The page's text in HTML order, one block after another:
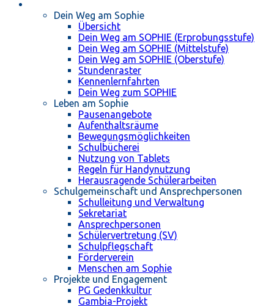
Dein Weg am Sophie
Übersicht
Dein Weg am SOPHIE (Erprobungsstufe)
Dein Weg am SOPHIE (Mittelstufe)
Dein Weg am SOPHIE (Oberstufe)
Stundenraster
Kennenlernfahrten
Dein Weg zum SOPHIE
Leben am Sophie
Pausenangebote
Aufenthaltsräume
Bewegungsmöglichkeiten
Schulbücherei
Nutzung von Tablets
Regeln für Handynutzung
Herausragende Schülerarbeiten
Schulgemeinschaft und Ansprechpersonen
Schulleitung und Verwaltung
Sekretariat
Ansprechpersonen
Schülervertretung (SV)
Schulpflegschaft
Förderverein
Menschen am Sophie
Projekte und Engagement
PG Gedenkkultur
Gambia-Projekt